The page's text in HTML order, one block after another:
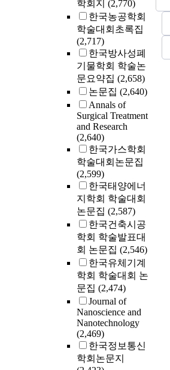
학회지 (2,770)
한국농공학회
학술대회초록집
(2,717)
한국방사성폐
기물학회 학술논
문요약집 (2,658)
논문집 (2,640)
Annals of
Surgical Treatment
and Research
(2,640)
한국가스학회
학술대회논문집
(2,599)
한국태양에너
지학회 학술대회
논문집 (2,587)
한국건축시공
학회 학술발표대
회 논문집 (2,546)
한국유체기계
학회 학술대회 논
문집 (2,474)
Journal of
Nanoscience and
Nanotechnology
(2,469)
한국정보통신
학회논문지